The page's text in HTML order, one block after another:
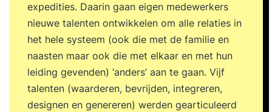
expedities. Daarin gaan eigen medewerkers
nieuwe talenten ontwikkelen om alle relaties in
het hele systeem (ook die met de familie en
naasten maar ook die met elkaar en met hun
leiding gevenden) ‘anders’ aan te gaan. Vijf
talenten (waarderen, bevrijden, integreren,
designen en genereren) werden gearticuleerd